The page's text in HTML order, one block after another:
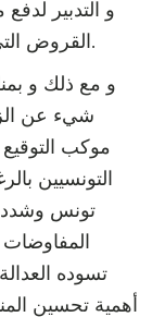
و التدبير لدفع
القروض التي تراكمت حتّى صارت كابوسا لا ينجلي.
و مع ذلك و
شيء عن
موكب التوقيع
التونسيين
تونس
تسوده
أهمية تحسين